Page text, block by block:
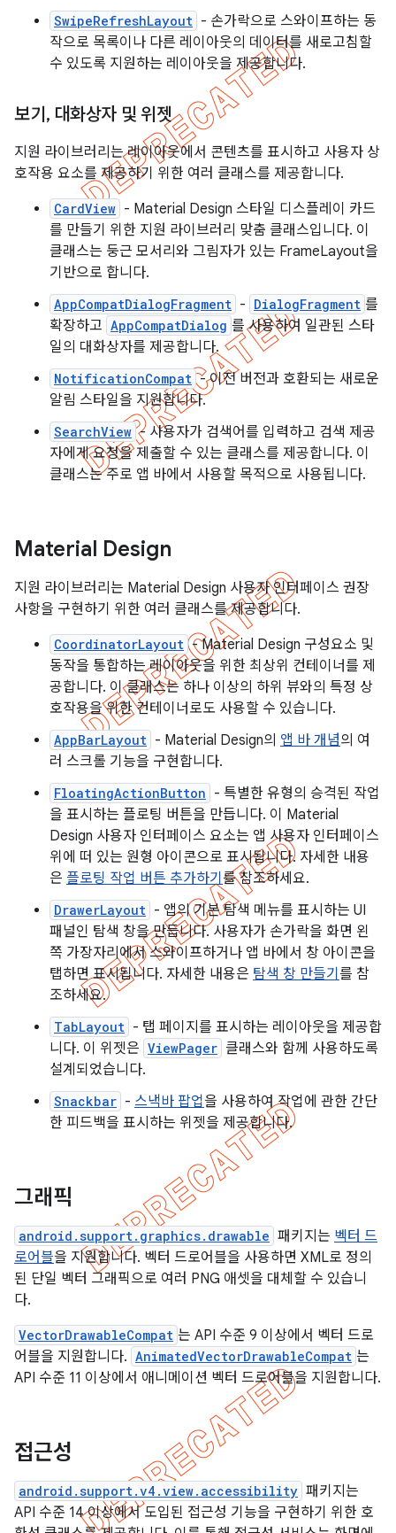
SwipeRefreshLayout - 손가락으로 스와이프하는 동
작으로 목록이나 다른 레이아웃의 데이터를 새로고침할
수 있도록 지원하는 레이아웃을 제공합니다.
보기 , 대화상자 및 위젯
지원 라이브러리는 레이아웃에서 콘텐츠를 표시하고 사용자 상
호작용 요소를 제공하기 위한 여러 클래스를 제공합니다.
CardView - Material Design 스타일 디스플레이 카드
를 만들기 위한 지원 라이브러리 맞춤 클래스입니다. 이
클래스는 둥근 모서리와 그림자가 있는 FrameLayout을
기반으로 합니다.
AppCompatDialogFragment - DialogFragment 를
확장하고 AppCompatDialog 를 사용하여 일관된 스타
일의 대화상자를 제공합니다.
NotificationCompat - 이전 버전과 호환되는 새로운
알림 스타일을 지원합니다.
SearchView - 사용자가 검색어를 입력하고 검색 제공
자에게 요청을 제출할 수 있는 클래스를 제공합니다. 이
클래스는 주로 앱 바에서 사용할 목적으로 사용됩니다.
Material Design
지원 라이브러리는 Material Design 사용자 인터페이스 권장
사항을 구현하기 위한 여러 클래스를 제공합니다.
CoordinatorLayout - Material Design 구성요소 및
동작을 통합하는 레이아웃을 위한 최상위 컨테이너를 제
공합니다. 이 클래스는 하나 이상의 하위 뷰와의 특정 상
호작용을 위한 컨테이너로도 사용할 수 있습니다.
AppBarLayout - Material Design의 앱 바 개념의 여
러 스크롤 기능을 구현합니다.
FloatingActionButton - 특별한 유형의 승격된 작업
을 표시하는 플로팅 버튼을 만듭니다. 이 Material
Design 사용자 인터페이스 요소는 앱 사용자 인터페이스
위에 떠 있는 원형 아이콘으로 표시됩니다. 자세한 내용
은 플로팅 작업 버튼 추가하기 를 참조하세요.
DrawerLayout - 앱의 기본 탐색 메뉴를 표시하는 UI
패널인 탐색 창을 만듭니다. 사용자가 손가락을 화면 왼
쪽 가장자리에서 스와이프하거나 앱 바에서 창 아이콘을
탭하면 표시됩니다. 자세한 내용은 탐색 창 만들기 를 참
조하세요.
TabLayout - 탭 페이지를 표시하는 레이아웃을 제공합
니다. 이 위젯은 ViewPager 클래스와 함께 사용하도록
설계되었습니다.
Snackbar - 스낵바 팝업을 사용하여 작업에 관한 간단
한 피드백을 표시하는 위젯을 제공합니다.
그래픽
android.support.graphics.drawable 패키지는 벡터 드
로어블을 지원합니다. 벡터 드로어블을 사용하면 XML로 정의
된 단일 벡터 그래픽으로 여러 PNG 애셋을 대체할 수 있습니
다.
VectorDrawableCompat 는 API 수준 9 이상에서 벡터 드로
어블을 지원합니다. AnimatedVectorDrawableCompat 는
API 수준 11 이상에서 애니메이션 벡터 드로어블을 지원합니다.
접근성
android.support.v4.view.accessibility 패키지는
API 수준 14 이상에서 도입된 접근성 기능을 구현하기 위한 호